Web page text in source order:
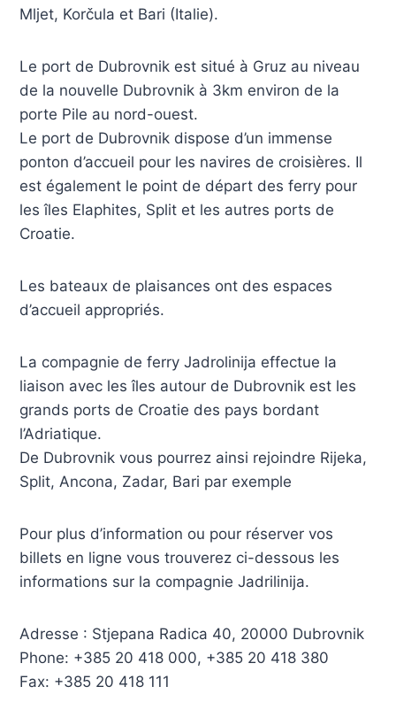
Mljet, Korčula et Bari (Italie).
Le port de Dubrovnik est situé à Gruz au niveau
de la nouvelle Dubrovnik à 3km environ de la
porte Pile au nord-ouest.
Le port de Dubrovnik dispose d’un immense
ponton d’accueil pour les navires de croisières. Il
est également le point de départ des ferry pour
les îles Elaphites, Split et les autres ports de
Croatie.
Les bateaux de plaisances ont des espaces
d’accueil appropriés.
La compagnie de ferry Jadrolinija effectue la
liaison avec les îles autour de Dubrovnik est les
grands ports de Croatie des pays bordant
l’Adriatique.
De Dubrovnik vous pourrez ainsi rejoindre Rijeka,
Split, Ancona, Zadar, Bari par exemple
Pour plus d’information ou pour réserver vos
billets en ligne vous trouverez ci-dessous les
informations sur la compagnie Jadrilinija.
Adresse : Stjepana Radica 40, 20000 Dubrovnik
Phone: +385 20 418 000, +385 20 418 380
Fax: +385 20 418 111